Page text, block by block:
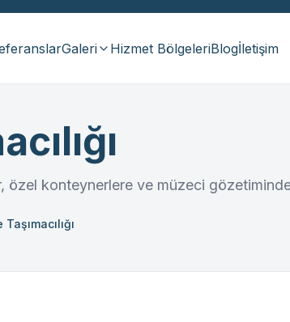
Galeri Hizmet BölgeleriBlogİletişim
konteynerlere ve müzeci